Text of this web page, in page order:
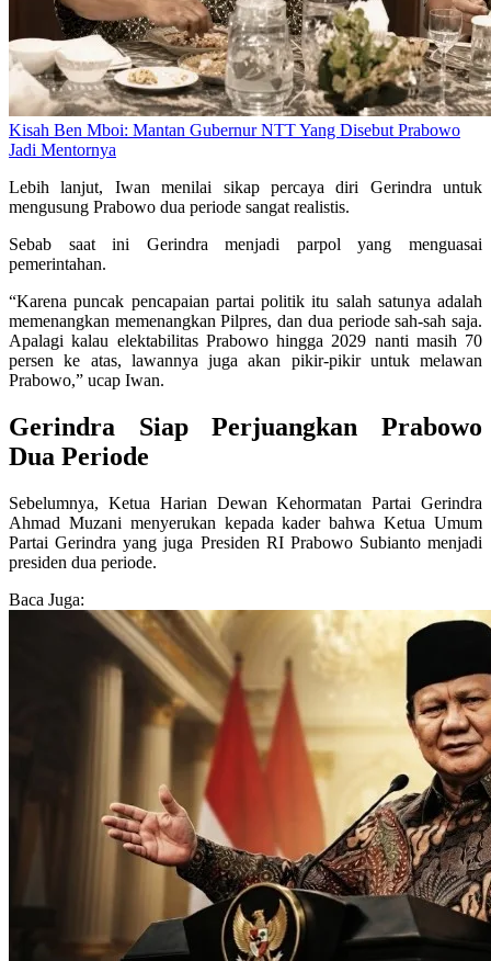
Kisah Ben Mboi: Mantan Gubernur NTT Yang Disebut Prabowo
Jadi Mentornya
Lebih lanjut, Iwan menilai sikap percaya diri Gerindra untuk
mengusung Prabowo dua periode sangat realistis.
Sebab saat ini Gerindra menjadi parpol yang menguasai
pemerintahan.
“Karena puncak pencapaian partai politik itu salah satunya adalah
memenangkan memenangkan Pilpres, dan dua periode sah-sah saja.
Apalagi kalau elektabilitas Prabowo hingga 2029 nanti masih 70
persen ke atas, lawannya juga akan pikir-pikir untuk melawan
Prabowo,” ucap Iwan.
Gerindra Siap Perjuangkan Prabowo
Dua Periode
Sebelumnya, Ketua Harian Dewan Kehormatan Partai Gerindra
Ahmad Muzani menyerukan kepada kader bahwa Ketua Umum
Partai Gerindra yang juga Presiden RI Prabowo Subianto menjadi
presiden dua periode.
Baca Juga: